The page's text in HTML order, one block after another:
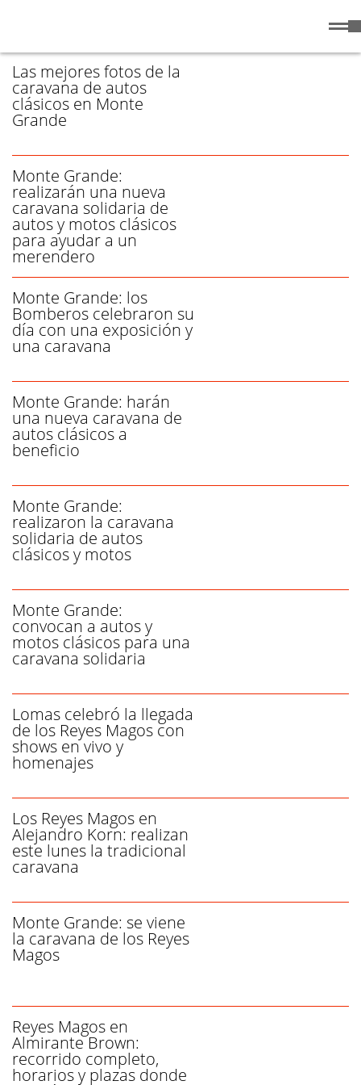
Las mejores fotos de la
caravana de autos
clásicos en Monte
Grande
Monte Grande:
realizarán una nueva
caravana solidaria de
autos y motos clásicos
para ayudar a un
merendero
Monte Grande: los
Bomberos celebraron su
día con una exposición y
una caravana
Monte Grande: harán
una nueva caravana de
autos clásicos a
beneficio
Monte Grande:
realizaron la caravana
solidaria de autos
clásicos y motos
Monte Grande:
convocan a autos y
motos clásicos para una
caravana solidaria
Lomas celebró la llegada
de los Reyes Magos con
shows en vivo y
homenajes
Los Reyes Magos en
Alejandro Korn: realizan
este lunes la tradicional
caravana
Monte Grande: se viene
la caravana de los Reyes
Magos
Reyes Magos en
Almirante Brown:
recorrido completo,
horarios y plazas donde